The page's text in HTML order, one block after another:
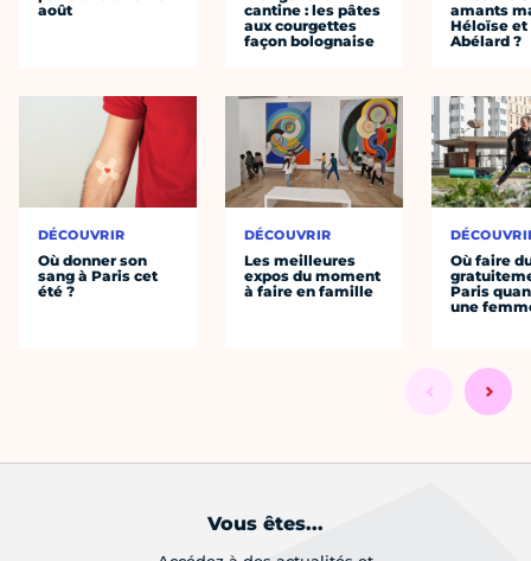
août
DÉCOUVRIR
Où donner son
sang à Paris cet
été ?
cantine : les pâtes
aux courgettes
façon bolognaise
DÉCOUVRIR
Les meilleures
expos du moment
à faire en famille
amants
Héloïse et
Abélard ?
Où faire
Paris
une
Vous êtes...